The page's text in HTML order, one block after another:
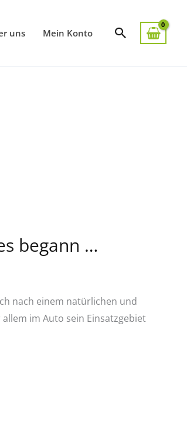
uns Mein Konto Suchen
begann …
nach einem natürlichen und
im Auto sein Einsatzgebiet